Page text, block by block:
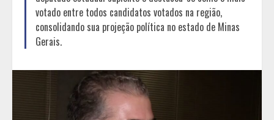
votado entre todos candidatos votados na região,
consolidando sua projeção política no estado de Minas
Gerais.